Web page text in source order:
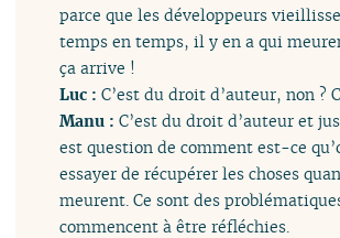
parce que les développeurs
temps en temps, il y en a qui
ça arrive !
Luc :C’est du droit d’auteur, non ?
Manu :C’est du droit d’auteur et
est question de comment est-ce
essayer de récupérer les choses
meurent. Ce sont des
commencent à être réfléchies.